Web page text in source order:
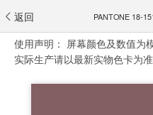
返回 PANTONE 18-
使用声明： 屏幕颜色及数值为
实际生产请以最新实物色卡为准